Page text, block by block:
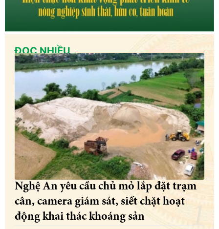
ĐỌC NHIỀU
Nghệ An yêu cầu chủ mỏ lắp đặt trạm
cân, camera giám sát, siết chặt hoạt
động khai thác khoáng sản